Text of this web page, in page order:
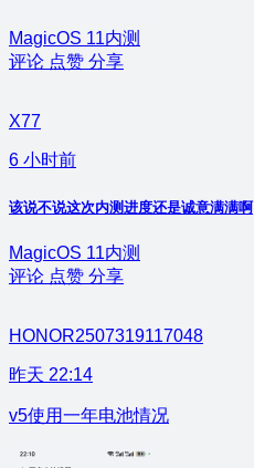
MagicOS 11内测
评论 点赞 分享
X77
6 小时前
该说不说这次内测进度还是诚意满满啊
MagicOS 11内测
评论 点赞 分享
HONOR2507319117048
昨天 22:14
v5使用一年电池情况